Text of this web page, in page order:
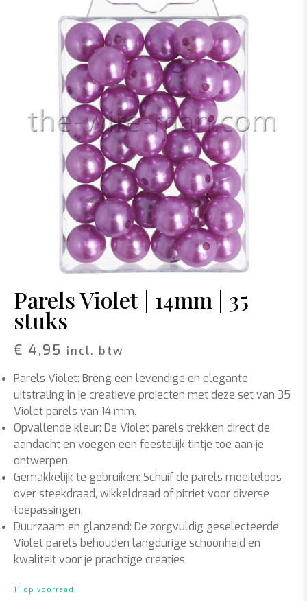
Parels Violet | 14mm | 35
stuks
€ 4,95 incl. btw
Parels Violet: Breng een levendige en elegante
uitstraling in je creatieve projecten met deze set van 35
Violet parels van 14 mm.
Opvallende kleur: De Violet parels trekken direct de
aandacht en voegen een feestelijk tintje toe aan je
ontwerpen.
Gemakkelijk te gebruiken: Schuif de parels moeiteloos
over steekdraad, wikkeldraad of pitriet voor diverse
toepassingen.
Duurzaam en glanzend: De zorgvuldig geselecteerde
Violet parels behouden langdurige schoonheid en
kwaliteit voor je prachtige creaties.
11 op voorraad